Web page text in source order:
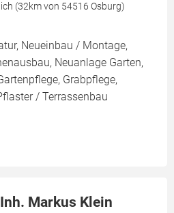
(32km von 54516 Osburg)
Neueinbau / Montage,
Neuanlage Garten,
Grabpflege,
/ Terrassenbau
Markus Klein